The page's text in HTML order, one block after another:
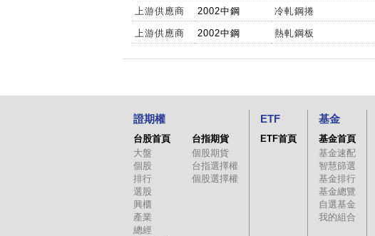
上游供應商 2002中鋼 冷軋鋼捲
上游供應商 2002中鋼 熱軋鋼板
證期權
台股首頁
大盤
個股
排行
選股
興櫃
產業
總經
台指期貨
個股期貨
台指選擇權
個股選擇權
ETF
ETF首頁
基金
基金首頁
基金速配
智慧篩選
基金排行
基金總覽
自選基金
我的組合